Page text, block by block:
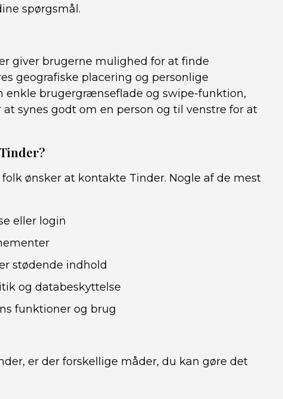
spørgsmål.
giver brugerne mulighed for at finde
geografiske placering og personlige
enkle brugergrænseflade og swipe-funktion,
synes godt om en person og til venstre for at
ønsker at kontakte Tinder. Nogle af de mest
eller login
stødende indhold
og databeskyttelse
funktioner og brug
er der forskellige måder, du kan gøre det